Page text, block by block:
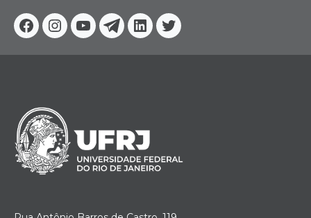
Facebook
Instagram
YoutubeTelegram
Linkedin
Twitter